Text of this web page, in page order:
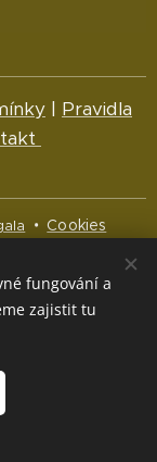
| Pravidla
Cookies
fungování a
zajistit tu